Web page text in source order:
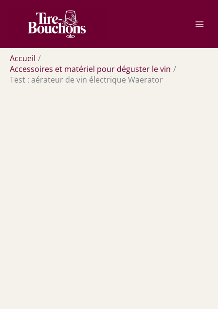
contenu
Accueil
Accessoires et matériel pour déguster le vin
Test : aérateur de vin électrique Waerator